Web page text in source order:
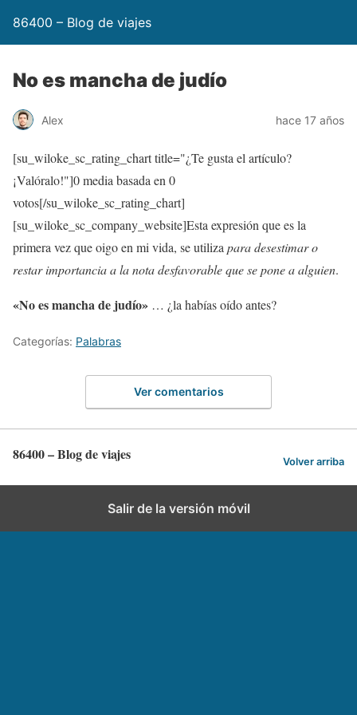
86400 – Blog de viajes
No es mancha de judío
Alex hace 17 años
[su_wiloke_sc_rating_chart title="¿Te gusta el artículo?
¡Valóralo!"]0media basada en 0
votos[/su_wiloke_sc_rating_chart]
[su_wiloke_sc_company_website]Esta expresión que es la
primera vez que oigo en mi vida, se utiliza para desestimar o
restar importancia a la nota desfavorable que se pone a alguien.
«No es mancha de judío» … ¿la habías oído antes?
Categorías: Palabras
Ver comentarios
86400 – Blog de viajes Volver arriba
Salir de la versión móvil